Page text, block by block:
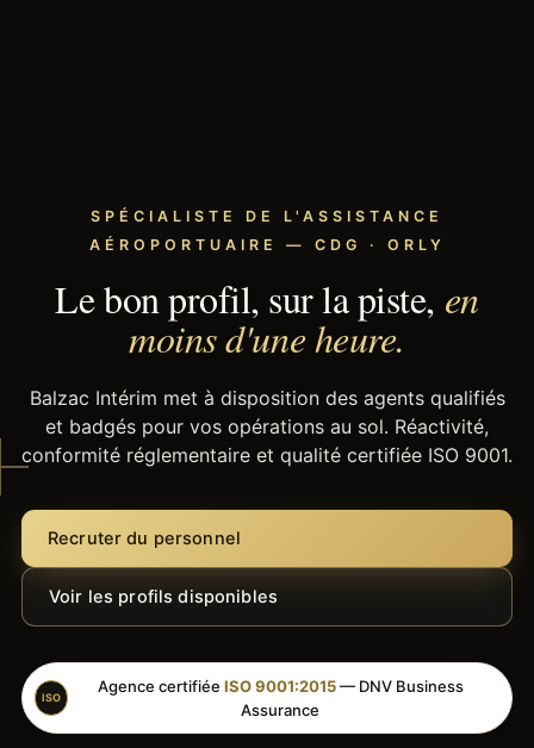
SPÉCIALISTE DE L'ASSISTANCE
AÉROPORTUAIRE — CDG · ORLY
Le bon profil, sur la piste, en
moins d'une heure.
Balzac Intérim met à disposition des agents qualifiés
et badgés pour vos opérations au sol. Réactivité,
conformité réglementaire et qualité certifiée ISO 9001.
Recruter du personnel
Voir les profils disponibles
ISO
Agence certifiée ISO 9001:2015— DNV Business
Assurance